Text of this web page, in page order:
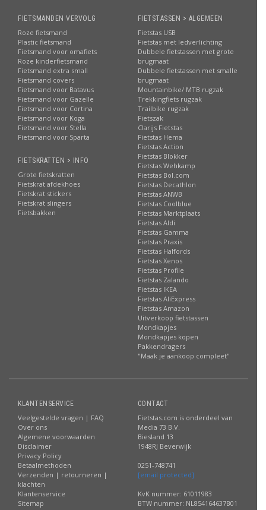
FIETSMANDEN VERVOLG
Roze fietsmand
Plastic fietsmand
Fietsmand voor omafiets
Roze kinderfietsmand
Fietsmand extra small
Fietsmand covers
Fietsmand voor Batavus
Fietsmand voor Gazelle
Fietsmand voor Cortina
Fietsmand voor Koga
Fietsmand voor Stella
Fietsmand voor Sparta
FIETSKRATTEN > INFO
Grote fietskratten
Fietskrat afdekhoes
Fietskrat stickers
Fietskrat slingers
Fietsbakken
FIETSTASSEN > ALGEMEEN
Fietstas USB
Fietstas met ledverlichting
Dubbele fietstassen met grote
brugmaat
Dubbele fietstassen met smalle
brugmaat
Mountainbike/ MTB rugzak
Trekkingfiets rugzak
Trailbike rugzak
Fietszak
Clarijs Fietstas
Fietstas Hema
Fietstas Action
Fietstas Blokker
Fietstas Wehkamp
Fietstas Bol.com
Fietstas Decathlon
Fietstas ANWB
Fietstas Coolblue
Fietstas Marktplaats
Fietstas Aldi
Fietstas Gamma
Fietstas Praxis
Fietstas Halfords
Fietstas Xenos
Fietstas Profile
Fietstas Zalando
Fietstas IKEA
Fietstas AliExpress
Fietstas Amazon
Uitverkoop fietstassen
Mondkapjes
Mondkapjes kopen
Pakkendragers
"Maak je aankoop compleet"
KLANTENSERVICE
Veelgestelde vragen | FAQ
Over ons
Algemene voorwaarden
Disclaimer
Privacy Policy
Betaalmethoden
Verzenden | retourneren |
klachten
Klantenservice
Sitemap
CONTACT
Fietstas.com is onderdeel van
Media 73 B.V.
Biesland 13
1948RJ Beverwijk
0251-748741
[email protected]
KvK nummer: 61011983
BTW nummer: NL854164637B01